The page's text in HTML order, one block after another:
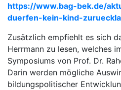
https://www.bag-bek.de/
duerfen-kein-kind-
Zusätzlich empfiehlt es sich
Herrmann zu lesen, welches
Symposiums von Prof. Dr.
Darin werden mögliche
bildungspolitischer